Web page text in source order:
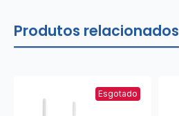
Produtos relacionados
Esgotado